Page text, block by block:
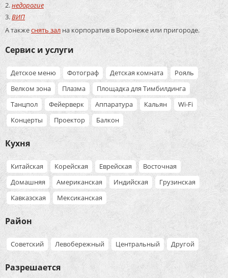
недорогие
ВИП
А такжеснять зал на корпоратив в Воронеже или пригороде.
Сервис и услуги
Детское меню Фотограф Детская комната
Рояль
Велком зона
Плазма
Площадка для Тимбилдинга
Танцпол
Фейерверк Аппаратура Кальян
Wi-Fi
Концерты
Проектор Балкон
Кухня
Китайская Корейская Еврейская
Восточная
Домашняя
Американская Индийская
Грузинская
Кавказская
Мексиканская
Район
Советский Левобережный Центральный Другой
Разрешается